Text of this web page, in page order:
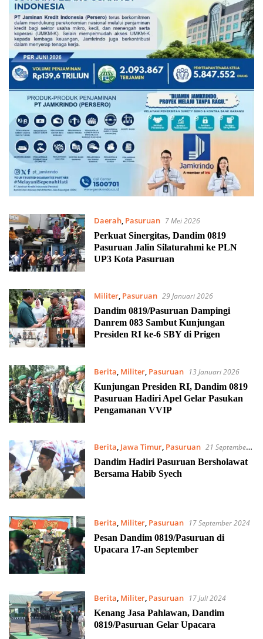
Daerah, Pasuruan 7 Mei 2026
Perkuat Sinergitas, Dandim 0819
Pasuruan Jalin Silaturahmi ke PLN
UP3 Kota Pasuruan
Militer, Pasuruan 29 Januari 2026
Dandim 0819/Pasuruan Dampingi
Danrem 083 Sambut Kunjungan
Presiden RI ke-6 SBY di Prigen
Berita Militer, Pasuruan
13 Januari 2026
Kunjungan Presiden RI, Dandim 0819
Pasuruan Hadiri Apel Gelar Pasukan
Pengamanan VVIP
Berita, Jawa Timur, Pasuruan 21 September
2024
Dandim Hadiri Pasuruan Bersholawat
Bersama Habib Syech
Berita Militer, Pasuruan
17 September 2024
Pesan Dandim 0819/Pasuruan di
Upacara 17-an September
Berita, Militer, Pasuruan
17 Juli 2024
Kenang Jasa Pahlawan, Dandim
0819/Pasuruan Gelar Upacara